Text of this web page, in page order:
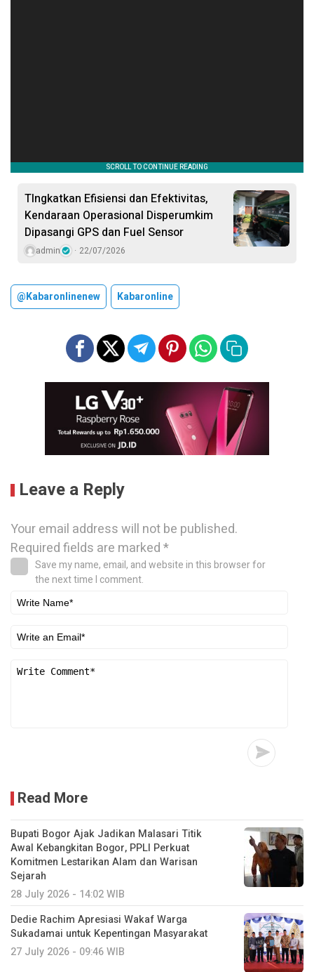
TIngkatkan Efisiensi dan Efektivitas,
Kendaraan Operasional Disperumkim
Dipasangi GPS dan Fuel Sensor
admin 22/07/2026
@kabaronlinenew Kabaronline
Leave a Reply
Your email address will not be published.
Required fields are marked*
Save my name, email, and website in this browser for
the next time I comment.
Read More
Bupati Bogor Ajak Jadikan Malasari Titik
Awal Kebangkitan Bogor, PPLI Perkuat
Komitmen Lestarikan Alam dan Warisan
Sejarah
28 July 2026 - 14:02 WIB
Dedie Rachim Apresiasi Wakaf Warga
Sukadamai untuk Kepentingan Masyarakat
27 July 2026 - 09:46 WIB